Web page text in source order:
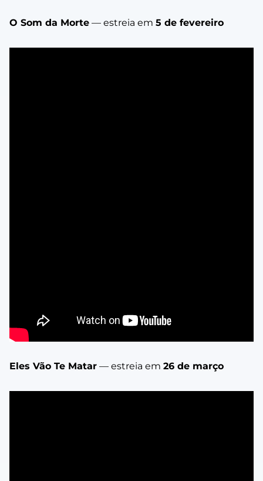
O Som da Morte — estreia em 5 de fevereiro
Eles Vão Te Matar — estreia em 26 de março